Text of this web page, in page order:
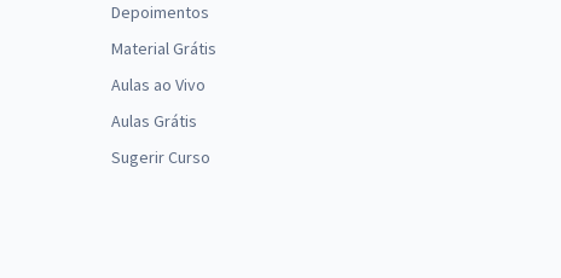
Depoimentos
Material Grátis
Aulas ao Vivo
Aulas Grátis
Sugerir Curso